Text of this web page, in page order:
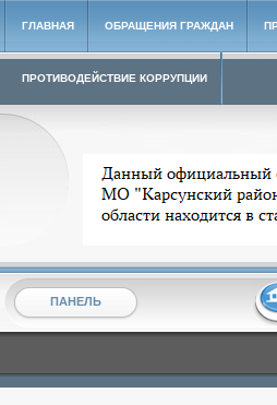
ГЛАВНАЯ ОБРАЩЕНИЯ ГРАЖДАН
ПРОТИВОДЕЙСТВИЕ КОРРУПЦИИ
Архивный сайт
ПАНЕЛЬ